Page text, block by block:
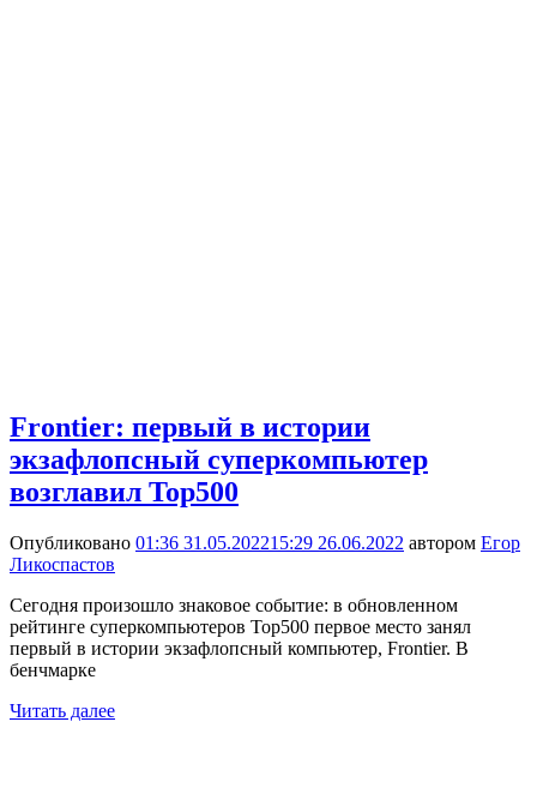
Frontier: первый в истории
экзафлопсный суперкомпьютер
возглавил Top500
Опубликовано 01:36 31.05.202215:29 26.06.2022 автором Егор
Ликоспастов
Сегодня произошло знаковое событие: в обновленном
рейтинге суперкомпьютеров Top500 первое место занял
первый в истории экзафлопсный компьютер, Frontier. В
бенчмарке
Читать далее